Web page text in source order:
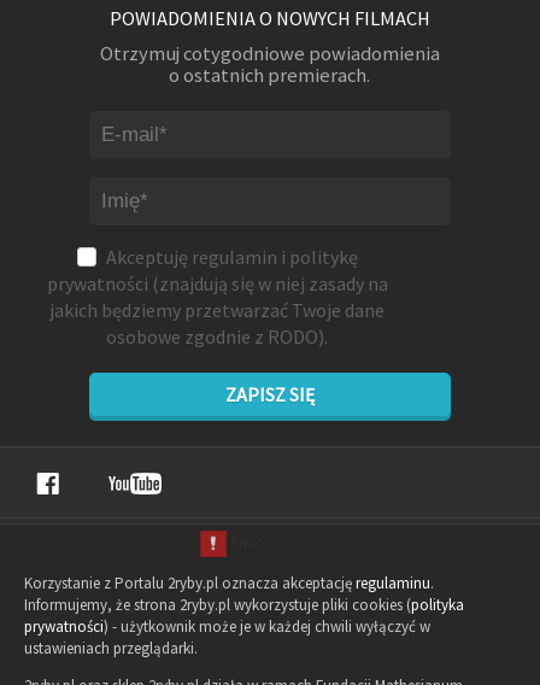
POWIADOMIENIA O NOWYCH FILMACH
Otrzymuj cotygodniowe powiadomienia
o ostatnich premierach.
Akceptuję regulamin i politykę
prywatności (znajdują się w niej zasady na
jakich będziemy przetwarzać Twoje dane
osobowe zgodnie z RODO).
ZAPISZ SIĘ
Korzystanie z Portalu 2ryby.pl oznacza akceptacjęregulaminu.
Informujemy, że strona 2ryby.pl wykorzystuje pliki cookies (polityka
prywatności) - użytkownik może je w każdej chwili wyłączyć w
ustawieniach przeglądarki.